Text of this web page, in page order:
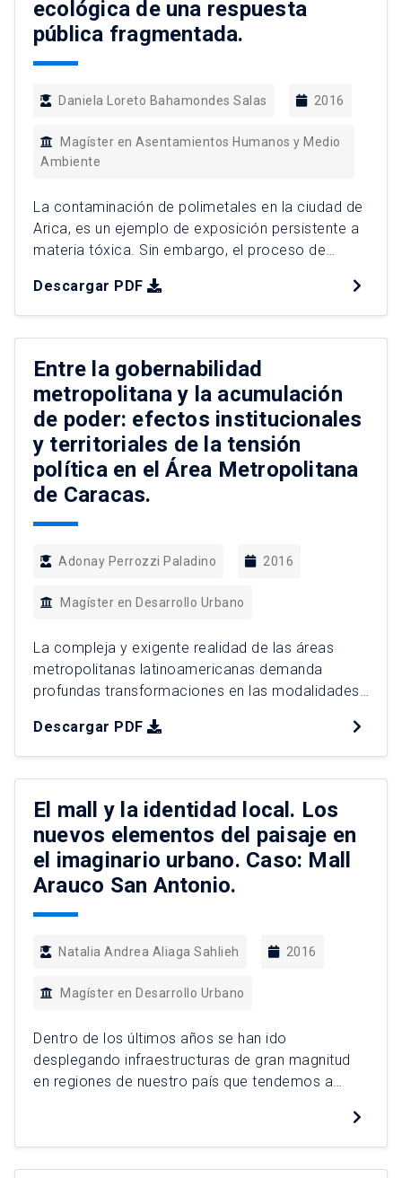
ecológica de una respuesta
pública fragmentada.
Daniela Loreto Bahamondes Salas 2016
Magíster en Asentamientos Humanos y Medio
Ambiente
La contaminación de polimetales en la ciudad de
Arica, es un ejemplo de exposición persistente a
materia tóxica. Sin embargo, el proceso de
términos de la exposición de poblaciones
particularmente de bajos ingresos. Esta
discriminación y clara injusticia socio-ecológica,
es producto de una respuesta pública
fragmentada donde […]
Descargar PDF
Entre la gobernabilidad
metropolitana y la acumulación
de poder: efectos institucionales
y territoriales de la tensión
política en el Área Metropolitana
de Caracas.
Adonay Perrozzi Paladino 2016
Magíster en Desarrollo Urbano
La compleja y exigente realidad de las áreas
metropolitanas latinoamericanas demanda
profundas transformaciones en las modalidades
metropolitanos y requiere sistemas de gobiernos
innovadores, coordinados y mecanismos de
gobernabilidad capaces de hacer frente a la
negociación de decisiones que supongan la
satisfacción de las demandas de la mayoría. Una
[…]
Descargar PDF
El mall y la identidad local. Los
nuevos elementos del paisaje en
el imaginario urbano. Caso: Mall
Arauco San Antonio.
Natalia Andrea Aliaga Sahlieh 2016
Magíster en Desarrollo Urbano
Dentro de los últimos años se han ido
desplegando infraestructuras de gran magnitud
en regiones de nuestro país que tendemos a
preocupado en el modo de instalación que
adquieren en el territorio y el cómo irrumpen en la